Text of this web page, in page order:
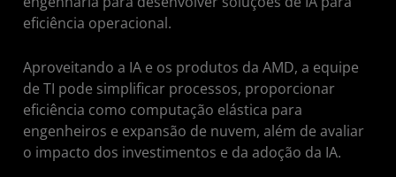
eficiência operacional.
Aproveitando a IA e os produtos da AMD, a equipe
de TI pode simplificar processos, proporcionar
eficiência como computação elástica para
engenheiros e expansão de nuvem, além de avaliar
o impacto dos investimentos e da adoção da IA.